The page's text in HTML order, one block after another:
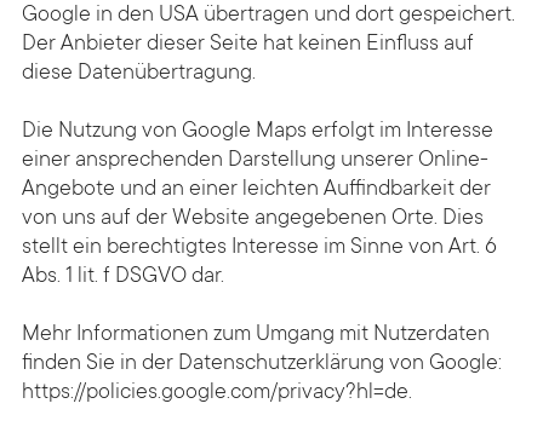
Google in den USA übertragen und dort gespeichert.
Der Anbieter dieser Seite hat keinen Einfluss auf
diese Daten­übertragung.
Die Nutzung von Google Maps erfolgt im Interesse
einer an­sprechenden Dar­stellung unserer Online-
Angebote und an einer leichten Auf­findbar­keit der
von uns auf der Website an­gegebenen Orte. Dies
stellt ein berechtigtes Interesse im Sinne von Art. 6
Abs. 1 lit. f DSGVO dar.
Mehr Informationen zum Umgang mit Nutzer­daten
finden Sie in der Daten­schutzer­klärung von Google:
https://policies.google.com/privacy?hl=de.